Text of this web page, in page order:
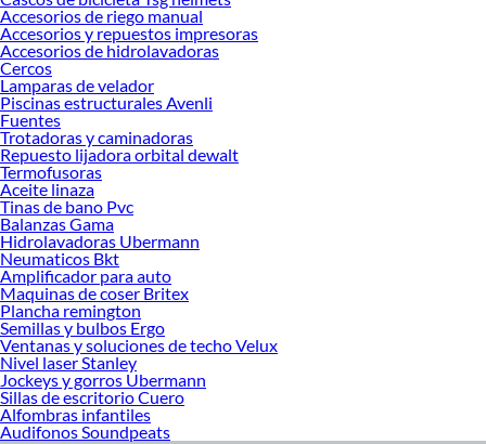
Accesorios de riego manual
Accesorios y repuestos impresoras
Accesorios de hidrolavadoras
Cercos
Lamparas de velador
Piscinas estructurales Avenli
Fuentes
Trotadoras y caminadoras
Repuesto lijadora orbital dewalt
Termofusoras
Aceite linaza
Tinas de bano Pvc
Balanzas Gama
Hidrolavadoras Ubermann
Neumaticos Bkt
Amplificador para auto
Maquinas de coser Britex
Plancha remington
Semillas y bulbos Ergo
Ventanas y soluciones de techo Velux
Nivel laser Stanley
Jockeys y gorros Ubermann
Sillas de escritorio Cuero
Alfombras infantiles
Audifonos Soundpeats